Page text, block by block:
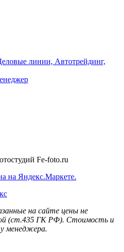
линии, Автотрейдинг,
Fe-foto.ru
на сайте цены не
(ст.435 ГК РФ). Стоимость и
менеджера.